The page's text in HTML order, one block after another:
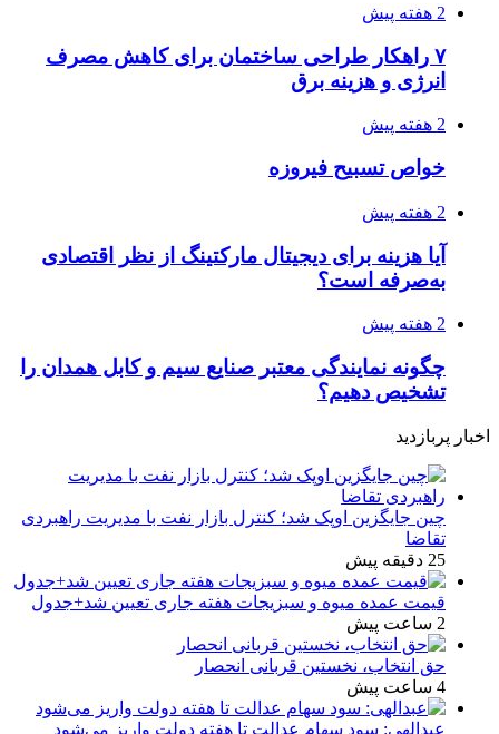
2 هفته پیش
۷ راهکار طراحی ساختمان برای کاهش مصرف
انرژی و هزینه برق
2 هفته پیش
خواص تسبیح فیروزه
2 هفته پیش
آیا هزینه برای دیجیتال مارکتینگ از نظر اقتصادی
به‌صرفه است؟
2 هفته پیش
چگونه نمایندگی معتبر صنایع سیم و کابل همدان را
تشخیص دهیم؟
اخبار پربازدید
چین جایگزین اوپک شد؛ کنترل بازار نفت با مدیریت راهبردی
تقاضا
25 دقیقه پیش
قیمت عمده میوه و سبزیجات هفته جاری تعیین شد+جدول
2 ساعت پیش
حق انتخاب، نخستین قربانی انحصار
4 ساعت پیش
عبدالهی: سود سهام عدالت تا هفته دولت واریز می‌شود